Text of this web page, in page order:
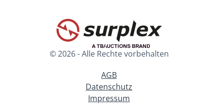
© 2026 - Alle Rechte vorbehalten
AGB
Datenschutz
Impressum